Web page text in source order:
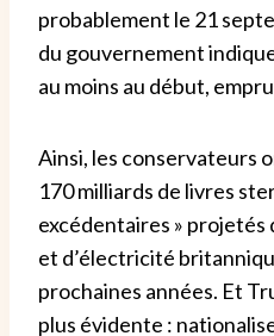
probablement le 21
du gouvernement
au moins au début,
Ainsi, les conservateurs
170 milliards de livres
excédentaires » projetés
et d’électricité
prochaines années. Et
plus évidente :